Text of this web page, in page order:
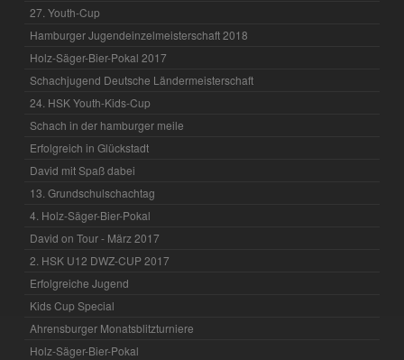
27. Youth-Cup
Hamburger Jugendeinzelmeisterschaft 2018
Holz-Säger-Bier-Pokal 2017
Schachjugend Deutsche Ländermeisterschaft
24. HSK Youth-Kids-Cup
Schach in der hamburger meile
Erfolgreich in Glückstadt
David mit Spaß dabei
13. Grundschulschachtag
4. Holz-Säger-Bier-Pokal
David on Tour - März 2017
2. HSK U12 DWZ-CUP 2017
Erfolgreiche Jugend
Kids Cup Special
Ahrensburger Monatsblitzturniere
Holz-Säger-Bier-Pokal